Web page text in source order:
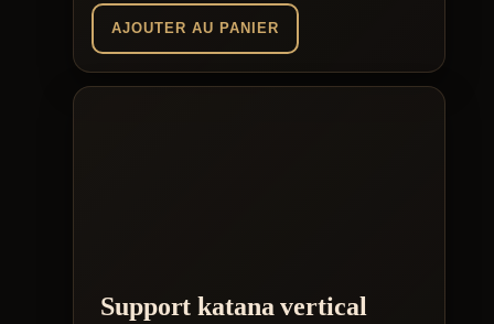
AJOUTER AU PANIER
Support katana vertical